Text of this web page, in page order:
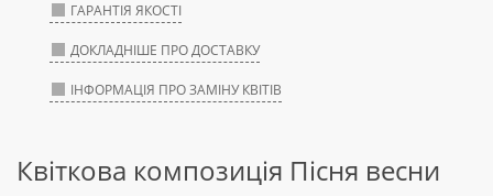
ГАРАНТІЯ ЯКОСТІ
ДОКЛАДНІШЕ ПРО ДОСТАВКУ
ІНФОРМАЦІЯ ПРО ЗАМІНУ КВІТІВ
Квіткова композиція Пісня весни